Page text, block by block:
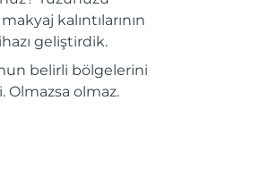
kalıntılarının
geliştirdik.
belirli bölgelerini
Olmazsa olmaz.